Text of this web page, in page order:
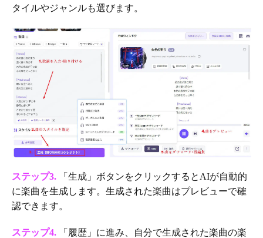
タイルやジャンルも選びます。
ステップ3.
「生成」ボタンをクリックするとAIが自動的
に楽曲を生成します。生成された楽曲はプレビューで確
認できます。
ステップ4.
「履歴」に進み、自分で生成された楽曲の楽